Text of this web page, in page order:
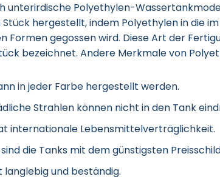
unterirdische Polyethylen-
Stück hergestellt, indem Polyethylen in die
Formen gegossen wird. Diese Art der
bezeichnet. Andere Merkmale von
in jeder Farbe hergestellt werden.
Strahlen können nicht in den Tank
internationale Lebensmittelverträglichkeit.
sind die Tanks mit dem günstigsten
langlebig und beständig.